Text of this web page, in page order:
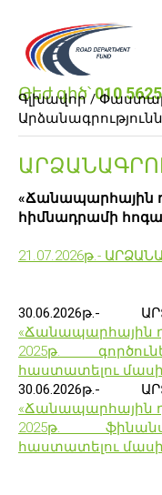
Թեժ գիծ՝010
Գլխավոր /
«Ճանապարհային
հիմնադրամի
21.07.2026թ.-
30.06.2026թ.-
«Ճանապարհային
2025թ.
հաստատելու
30.06.2026թ.-
«Ճանապարհային
2025թ.
հաստատելու